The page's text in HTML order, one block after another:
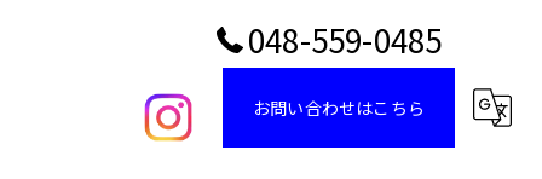
048-559-0485
お問い合わせはこちら